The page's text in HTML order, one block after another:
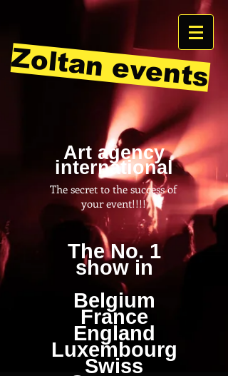
Zoltan events
Art agency
international
The secret to the success of
your event!!!!
The No. 1
show in
Belgium
France
England
Luxembourg
Swiss